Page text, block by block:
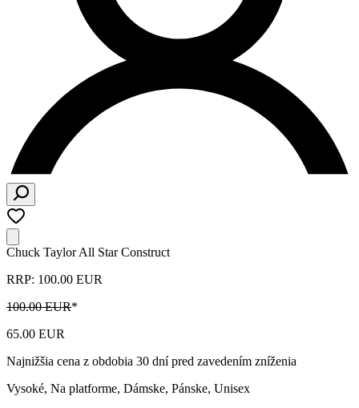
Chuck Taylor All Star Construct
RRP: 100.00 EUR
100.00 EUR*
65.00 EUR
Najnižšia cena z obdobia 30 dní pred zavedením zníženia
Vysoké, Na platforme, Dámske, Pánske, Unisex